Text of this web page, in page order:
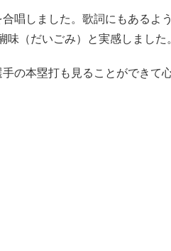
唱しました。歌詞にもあるよ
（だいごみ）と実感しました。
の本塁打も見ることができて